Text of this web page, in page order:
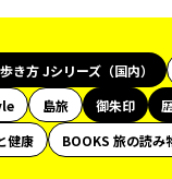
き方 Jシリーズ（国内）
島旅 御朱印
健康 BOOKS 旅の読み